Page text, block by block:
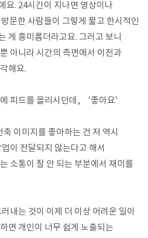
요. 24시간이 지나면 영상이나
문한 사람들이 그렇게 짧고 한시적인
게 흥미롭더라고요. 그러고 보니
아니라 시간의 측면에서 이전과
해요.​
피드를 올리시던데, ‘좋아요’
이미지를 좋아하는 건 저 역시
이 전달되지 않는다고 해서
소통이 잘 안 되는 부분에서 재미를
내는 것이 이제 더 이상 어려운 일이
면 개인이 너무 쉽게 노출되는